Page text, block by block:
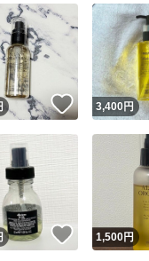
マが定めた一定の基準を
品者
出品者 Yahoo!フ
績◯+ このユー
実績◯+ このユーザ
この商
画像の無断転載は禁止
ーは
です
いいね！
3,400円
いいね！
1,500円